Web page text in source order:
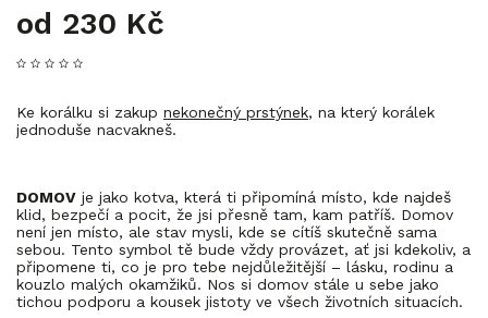
od 230 Kč
Ke korálku si zakup nekonečný prstýnek, na který korálek
jednoduše nacvakneš.
DOMOV je jako kotva, která ti připomíná místo, kde najdeš
klid, bezpečí a pocit, že jsi přesně tam, kam patříš. Domov
není jen místo, ale stav mysli, kde se cítíš skutečně sama
sebou. Tento symbol tě bude vždy provázet, ať jsi kdekoliv, a
připomene ti, co je pro tebe nejdůležitější – lásku, rodinu a
kouzlo malých okamžiků. Nos si domov stále u sebe jako
tichou podporu a kousek jistoty ve všech životních situacích.